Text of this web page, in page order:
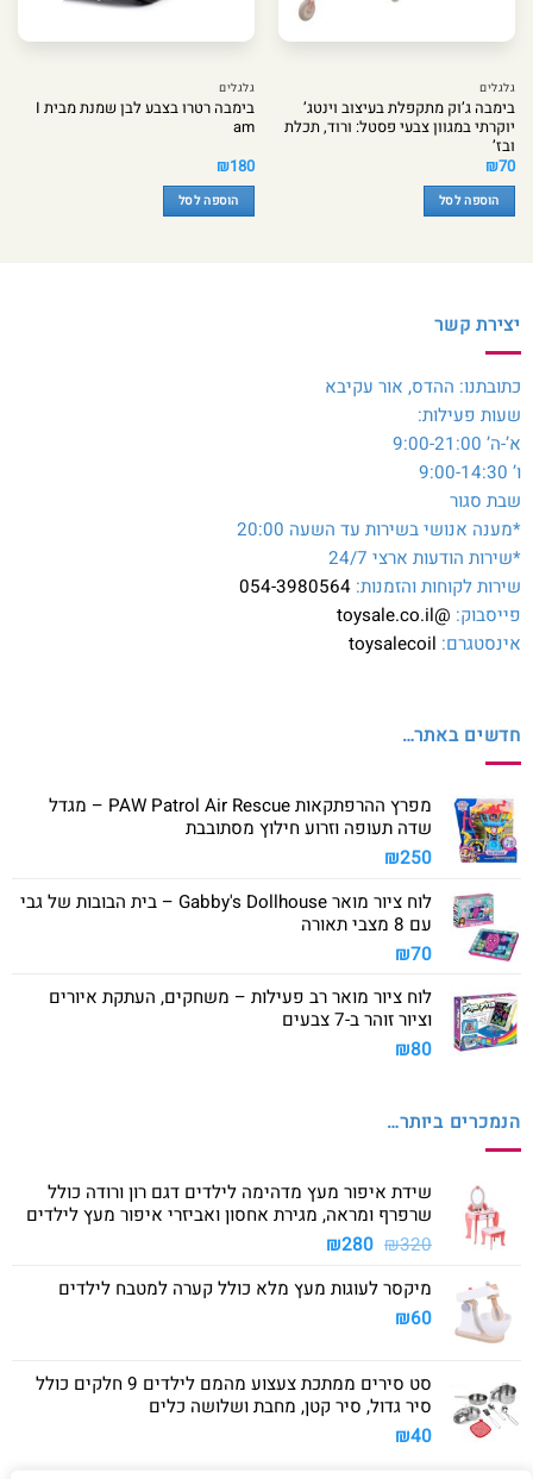
גלגלים
בימבה ג’וק מתקפלת בעיצוב וינטג’
יוקרתי במגוון צבעי פסטל: ורוד, תכלת
ובז’
₪70
הוספה לסל
גלגלים
בימבה רטרו בצבע לבן שמנת מבית I
am
₪180
הוספה לסל
יצירת קשר
כתובתנו: ההדס, אור עקיבא
שעות פעילות:
א’-ה’ 9:00-21:00
ו’ 9:00-14:30
שבת סגור
*מענה אנושי בשירות עד השעה 20:00
*שירות הודעות ארצי 24/7
שירות לקוחות והזמנות: 054-3980564
פייסבוק: @toysale.co.il
אינסטגרם: toysalecoil
חדשים באתר…
מפרץ ההרפתקאות PAW Patrol Air Rescue – מגדל
שדה תעופה וזרוע חילוץ מסתובבת
₪250
לוח ציור מואר Gabby's Dollhouse – בית הבובות של גבי
עם 8 מצבי תאורה
₪70
לוח ציור מואר רב פעילות – משחקים, העתקת איורים
וציור זוהר ב-7 צבעים
₪80
הנמכרים ביותר…
שידת איפור מעץ מדהימה לילדים דגם רון ורודה כולל
שרפרף ומראה, מגירת אחסון ואביזרי איפור מעץ לילדים
₪320
המחיר
היה:
₪280 המחיר
הוא:
מיקסר לעוגות מעץ מלא כולל קערה למטבח לילדים
₪60
סט סירים ממתכת צעצוע מהמם לילדים 9 חלקים כולל
סיר גדול, סיר קטן, מחבת ושלושה כלים
₪40